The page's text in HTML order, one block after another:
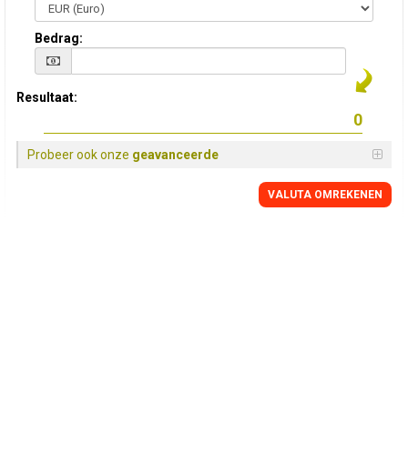
Bedrag:
Resultaat:
Probeer ook onze geavanceerde
VALUTA OMREKENEN